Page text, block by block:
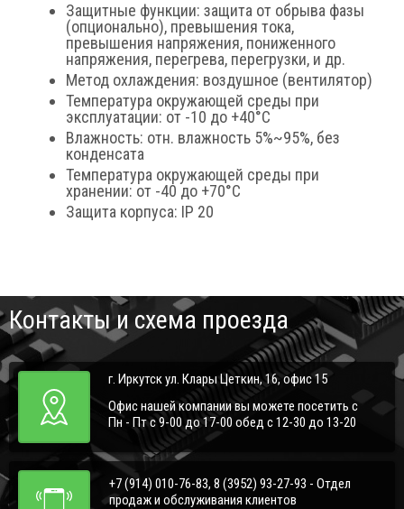
Защитные функции: защита от обрыва фазы
(опционально), превышения тока,
превышения напряжения, пониженного
напряжения, перегрева, перегрузки, и др.
Метод охлаждения: воздушное (вентилятор)
Температура окружающей среды при
эксплуатации: от -10 до +40°С
Влажность: отн. влажность 5%~95%, без
конденсата
Температура окружающей среды при
хранении: от -40 до +70°С
Защита корпуса: IP 20
Контакты и схема проезда
г. Иркутск ул. Клары Цеткин, 16, офис 15
Офис нашей компании вы можете посетить с
Пн - Пт с 9-00 до 17-00 обед с 12-30 до 13-20
+7 (914) 010-76-83, 8 (3952) 93-27-93 - Отдел
продаж и обслуживания клиентов